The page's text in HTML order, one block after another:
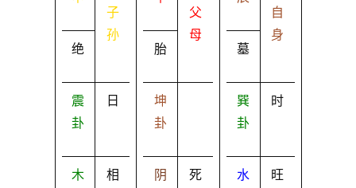
绝
子
孙
震
卦
日
木 相
胎
父
母
坤
卦
阴
死
墓
自
身
巽
卦
时
水 旺